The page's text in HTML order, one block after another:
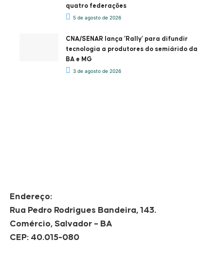
quatro federações
5 de agosto de 2026
CNA/SENAR lança ‘Rally’ para difundir
tecnologia a produtores do semiárido da
BA e MG
3 de agosto de 2026
Endereço:
Rua Pedro Rodrigues Bandeira, 143.
Comércio, Salvador – BA
CEP: 40.015-080